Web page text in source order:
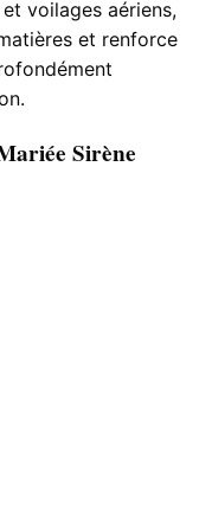
voilages aériens,
et renforce
Sirène